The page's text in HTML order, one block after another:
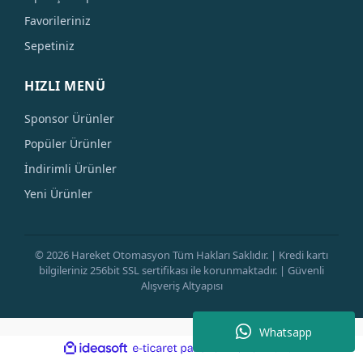
Whatsapp
Favorileriniz
Sepetiniz
HIZLI MENÜ
Sponsor Ürünler
Popüler Ürünler
İndirimli Ürünler
Yeni Ürünler
© 2026 Hareket Otomasyon Tüm Hakları Saklıdır. | Kredi kartı
bilgileriniz 256bit SSL sertifikası ile korunmaktadır. | Güvenli
Alışveriş Altyapısı
ideasoft